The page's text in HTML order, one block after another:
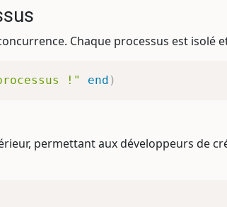
Chaque processus est isolé
!" end )
permettant aux développeurs de